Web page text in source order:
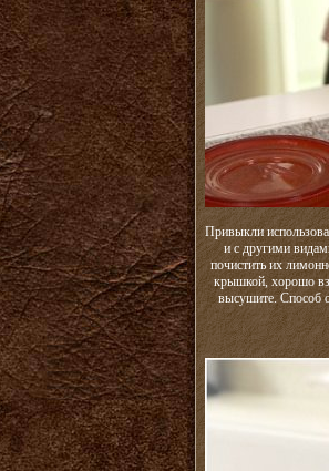
Привыкли
и с другими
почистить их
крышкой, хорошо
высушите. Способ